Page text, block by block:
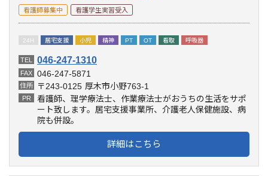
看護師募集中 看護学生実習受入
24H 居宅支援 小児 精神 PT OT 看取 呼吸器
TEL 046-247-1310
FAX 046-247-5871
住所 〒243-0125 厚木市小野763-1
PR
看護師、理学療法士、作業療法士がおうちの生活をサポ
ート致します。居宅支援事業所、介護老人保健施設、病
院も併設。
詳細はこちら